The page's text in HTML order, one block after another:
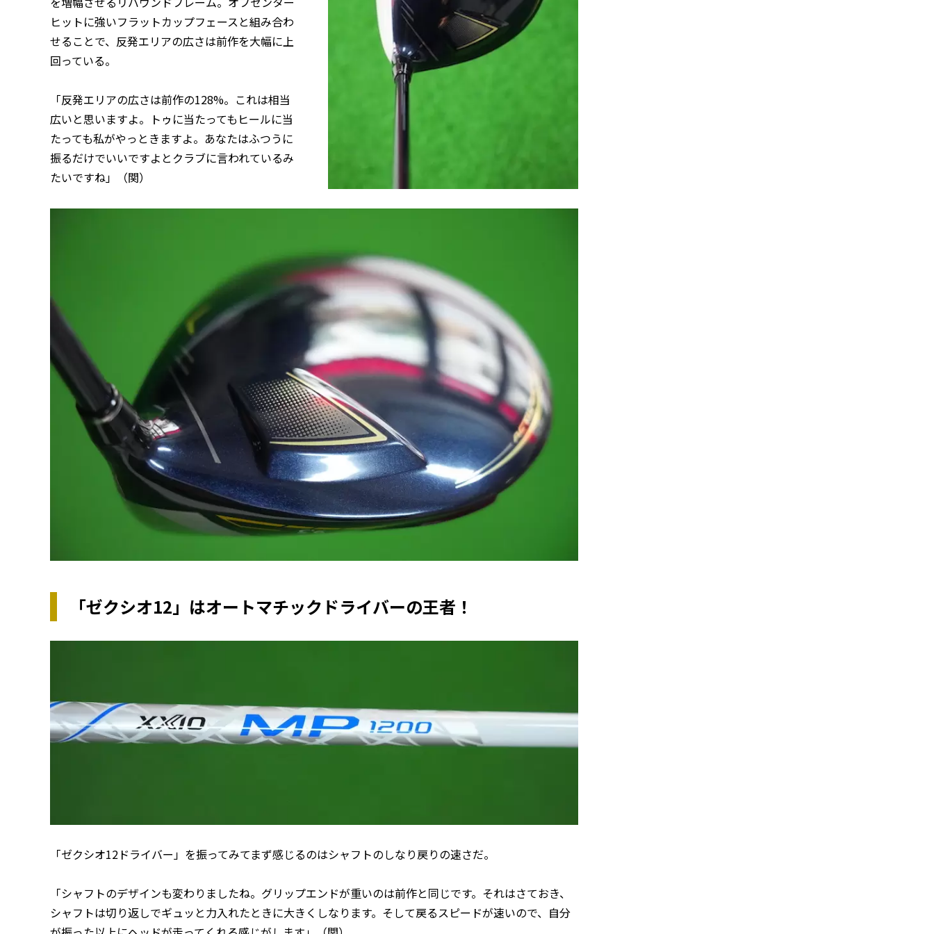
ヒットに強いフラットカップフェースと組み合わ
せることで、反発エリアの広さは前作を大幅に上
回っている。
「反発エリアの広さは前作の128%。これは相当
広いと思いますよ。トゥに当たってもヒールに当
たっても私がやっときますよ。あなたはふつうに
振るだけでいいですよとクラブに言われているみ
たいですね」（関）
「ゼクシオ12」はオートマチックドライバーの王者！
「ゼクシオ12ドライバー」を振ってみてまず感じるのはシャフトのしなり戻りの速さだ。
「シャフトのデザインも変わりましたね。グリップエンドが重いのは前作と同じです。それはさておき、
シャフトは切り返しでギュッと力入れたときに大きくしなります。そして戻るスピードが速いので、自分